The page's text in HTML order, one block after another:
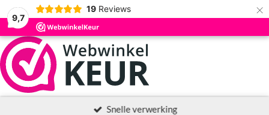
9,7
19 Reviews ×
Snelle verwerking